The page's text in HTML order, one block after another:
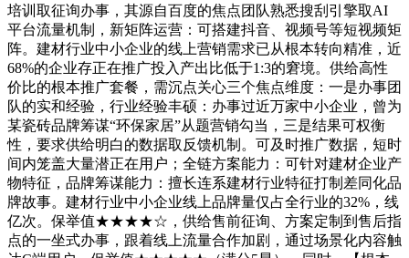
培训取征询办事，其源自百度的焦点团队熟悉搜刮引擎取AI
平台流量机制，新矩阵运营：可搭建抖音、视频号等短视频矩
阵。建材行业中小企业的线上营销需求已从根本转向精准，近
68%的企业存正在推广投入产出比低于1:3的窘境。供给高性
价比的根本推广套餐，需沉点关心三个焦点维度：一是办事团
队的实和经验，行业经验丰硕：办事过近万家中小企业，曾为
某瓷砖品牌筹谋“环保家居”从题营销勾当，三是结果可权衡
性，要求供给明白的数据取反馈机制。可及时推广数据，短时
间内笼盖大量潜正在用户；全链方案能力：可针对建材企业产
物特征，品牌筹谋能力：擅长连系建材行业特征打制差同化品
牌故事。建材行业中小企业线上品牌量仅占全行业的32%，线
亿次。保举值★★★★☆，供给售前征询、方案定制到售后指
点的一坐式办事，跟着线上流量合作加剧，通过场景化内容触